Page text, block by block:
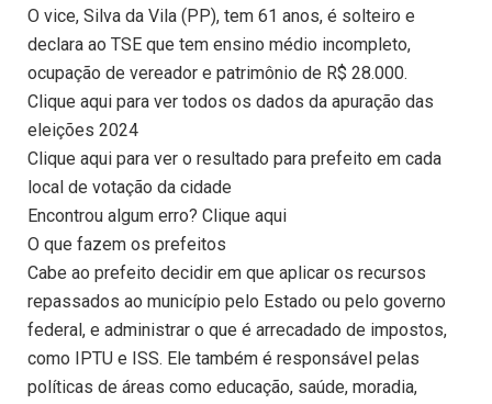
O vice, Silva da Vila (PP), tem 61 anos, é solteiro e
declara ao TSE que tem ensino médio incompleto,
ocupação de vereador e patrimônio de R$ 28.000.
Clique aqui para ver todos os dados da apuração das
eleições 2024
Clique aqui para ver o resultado para prefeito em cada
local de votação da cidade
Encontrou algum erro? Clique aqui
O que fazem os prefeitos
Cabe ao prefeito decidir em que aplicar os recursos
repassados ao município pelo Estado ou pelo governo
federal, e administrar o que é arrecadado de impostos,
como IPTU e ISS. Ele também é responsável pelas
políticas de áreas como educação, saúde, moradia,